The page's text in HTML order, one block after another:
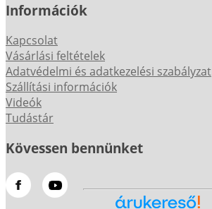
Információk
Kapcsolat
Vásárlási feltételek
Adatvédelmi és adatkezelési szabályzat
Szállítási információk
Videók
Tudástár
Kövessen bennünket